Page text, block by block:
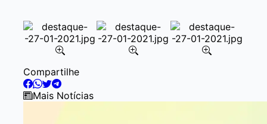
Item
2
of
Compartilhe
Mais Notícias